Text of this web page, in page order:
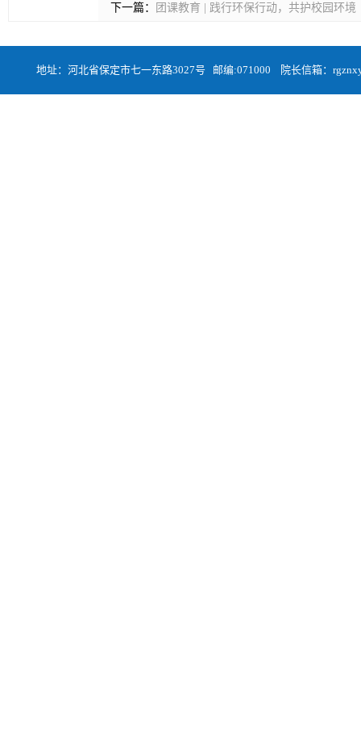
下一篇： 团课教育 | 践行环保行动，共护校园环境
地址：河北省保定市七一东路3027号 邮编:071000 院长信箱：